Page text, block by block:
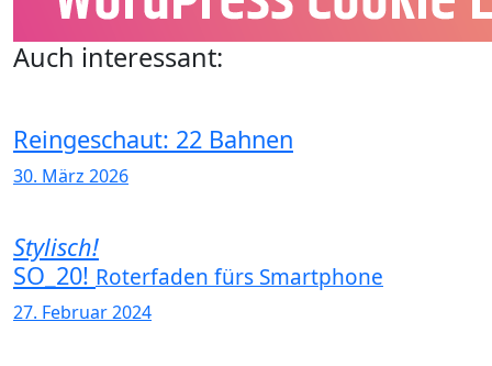
Auch interessant:
Reingeschaut: 22 Bahnen
30. März 2026
Stylisch!
SO_20! Roterfaden fürs Smartphone
27. Februar 2024